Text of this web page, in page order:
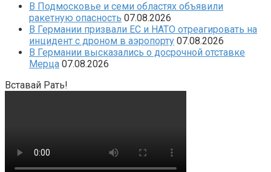
В Подмосковье и семи областях объявили
ракетную опасность 07.08.2026
В Германии призвали ЕС и НАТО отреагировать на
инцидент с дроном в аэропорту 07.08.2026
В Германии высказались о досрочной отставке
Мерца 07.08.2026
Вставай Рать!